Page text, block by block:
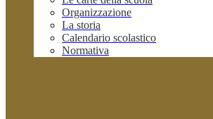
Organizzazione
La storia
Calendario scolastico
Normativa